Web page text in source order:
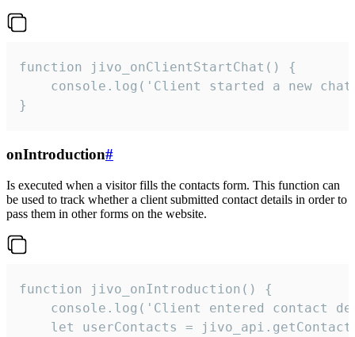
function jivo_onClientStartChat() {
console.log('Client started a new
}
onIntroduction#
Is executed when a visitor fills the contacts form. This function can
be used to track whether a client submitted contact details in order to
pass them in other forms on the website.
function jivo_onIntroduction() {
console.log('Client entered contact
let userContacts =